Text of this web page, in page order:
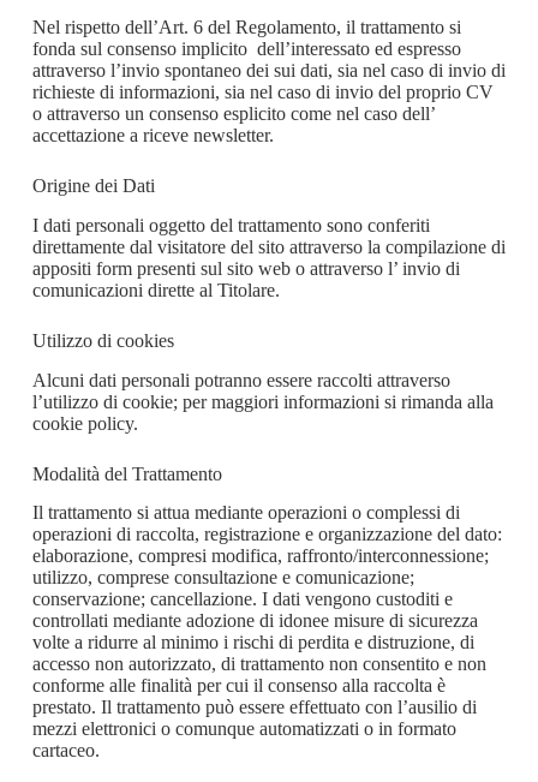
Nel rispetto dell’Art. 6 del Regolamento, il trattamento si
fonda sul consenso implicito dell’interessato ed espresso
attraverso l’invio spontaneo dei sui dati, sia nel caso di invio di
richieste di informazioni, sia nel caso di invio del proprio CV
o attraverso un consenso esplicito come nel caso dell’
accettazione a riceve newsletter.
Origine dei Dati
I dati personali oggetto del trattamento sono conferiti
direttamente dal visitatore del sito attraverso la compilazione di
appositi form presenti sul sito web o attraverso l’ invio di
comunicazioni dirette al Titolare.
Utilizzo di cookies
Alcuni dati personali potranno essere raccolti attraverso
l’utilizzo di cookie; per maggiori informazioni si rimanda alla
cookie policy.
Modalità del Trattamento
Il trattamento si attua mediante operazioni o complessi di
operazioni di raccolta, registrazione e organizzazione del dato:
elaborazione, compresi modifica, raffronto/interconnessione;
utilizzo, comprese consultazione e comunicazione;
conservazione; cancellazione. I dati vengono custoditi e
controllati mediante adozione di idonee misure di sicurezza
volte a ridurre al minimo i rischi di perdita e distruzione, di
accesso non autorizzato, di trattamento non consentito e non
conforme alle finalità per cui il consenso alla raccolta è
prestato. Il trattamento può essere effettuato con l’ausilio di
mezzi elettronici o comunque automatizzati o in formato
cartaceo.